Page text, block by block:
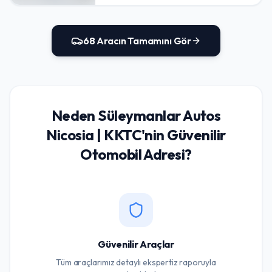
68Aracın Tamamını Gör
Neden Süleymanlar Autos
Nicosia | KKTC'nin Güvenilir
Otomobil Adresi?
Güvenilir Araçlar
Tüm araçlarımız detaylı ekspertiz raporuyla